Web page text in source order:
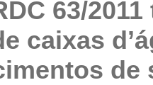
63/
caixas
de